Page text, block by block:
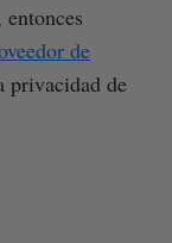
de
privacidad de